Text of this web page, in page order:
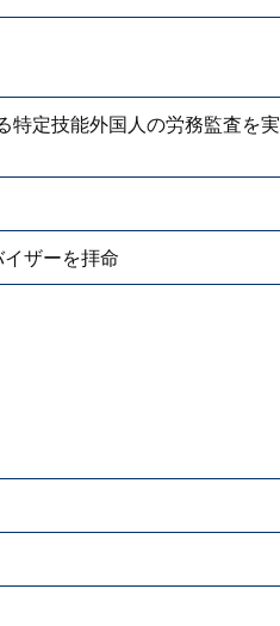
特定技能外国人の労務監査を実
ザーを拝命